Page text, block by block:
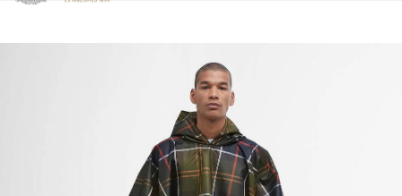
Clicca per visualizzare la nostra Dichiarazione di Accessibilità